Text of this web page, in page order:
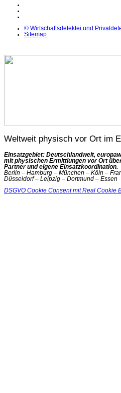
© Wirtschaftsdetektei und
Sitemap
Weltweit physisch vor Ort im
Einsatzgebiet: Deutschlandweit,
mit physischen Ermittlungen vor Ort
Partner und eigene Einsatzkoordination.
Berlin – Hamburg – München – Köln –
Düsseldorf – Leipzig – Dortmund – Essen
DSGVO Cookie Consent mit Real Cookie